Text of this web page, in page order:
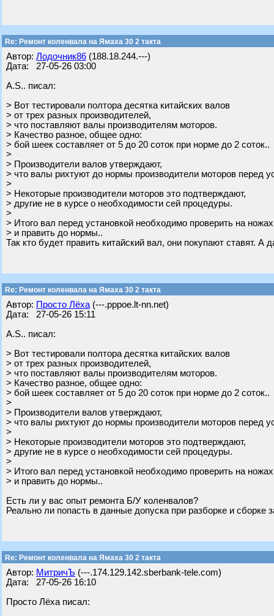
Re: Ремонт коленвала на Ямаха 30 2 такта
Автор: Лодочник86 (188.18.244.---)
Дата: 27-05-26 03:00
A.S.. писал:
> Вот тестировали полтора десятка китайских валов
> от трех разных производителей,
> что поставляют валы производителям моторов.
> Качество разное, общее одно:
> бой шеек составляет от 5 до 20 соток при норме до 2 соток..
>
> Производители валов утверждают,
> что валы рихтуют до нормы производители моторов перед
>
> Некоторые производители моторов это подтверждают,
> другие не в курсе о необходимости сей процедуры.
>
> Итого вал перед установкой необходимо проверить на ножах
> и править до нормы..
Так кто будет править китайский вал, они покупают ставят.
Re: Ремонт коленвала на Ямаха 30 2 такта
Автор: Просто Лёха (---.pppoe.lt-nn.net)
Дата: 27-05-26 15:11
A.S.. писал:
> Вот тестировали полтора десятка китайских валов
> от трех разных производителей,
> что поставляют валы производителям моторов.
> Качество разное, общее одно:
> бой шеек составляет от 5 до 20 соток при норме до 2 соток..
>
> Производители валов утверждают,
> что валы рихтуют до нормы производители моторов перед
>
> Некоторые производители моторов это подтверждают,
> другие не в курсе о необходимости сей процедуры.
>
> Итого вал перед установкой необходимо проверить на ножах
> и править до нормы..
Есть ли у вас опыт ремонта Б/У коленвалов?
Реально ли попасть в данные допуска при разборке и сборке
Re: Ремонт коленвала на Ямаха 30 2 такта
Автор: МитричЪ (---.174.129.142.sberbank-tele.com)
Дата: 27-05-26 16:10
Просто Лёха писал: